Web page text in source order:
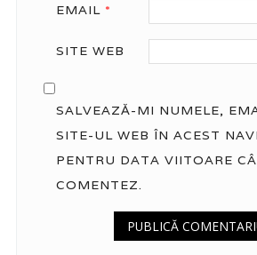
EMAIL *
SITE WEB
SALVEAZĂ-MI NUMELE,
SITE-UL WEB ÎN ACEST
PENTRU DATA VIITOARE
COMENTEZ.